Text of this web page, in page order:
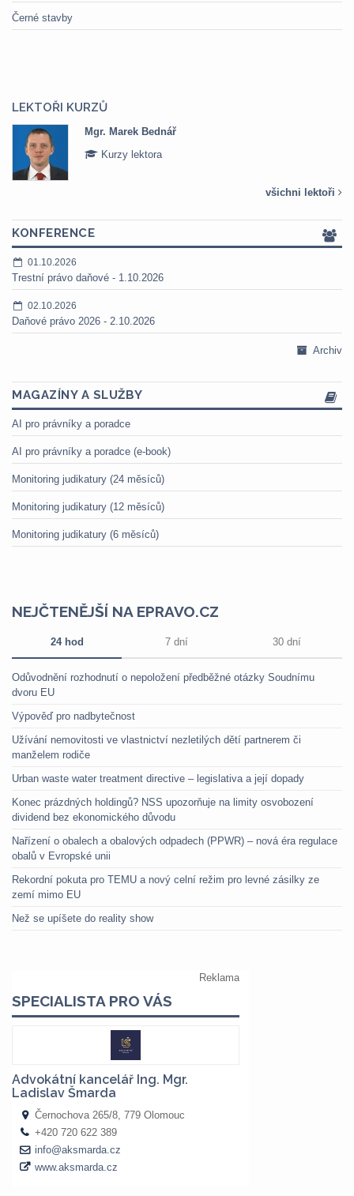
Černé stavby
LEKTOŘI KURZŮ
Mgr. Marek Bednář
Kurzy lektora
všichni lektoři
KONFERENCE
01.10.2026
Trestní právo daňové - 1.10.2026
02.10.2026
Daňové právo 2026 - 2.10.2026
Archiv
MAGAZÍNY A SLUŽBY
AI pro právníky a poradce
AI pro právníky a poradce (e-book)
Monitoring judikatury (24 měsíců)
Monitoring judikatury (12 měsíců)
Monitoring judikatury (6 měsíců)
NEJČTENĚJŠÍ NA EPRAVO.CZ
24 hod 7 dní 30 dní
Odůvodnění rozhodnutí o nepoložení předběžné otázky Soudnímu
dvoru EU
Výpověď pro nadbytečnost
Užívání nemovitosti ve vlastnictví nezletilých dětí partnerem či
manželem rodiče
Urban waste water treatment directive – legislativa a její dopady
Konec prázdných holdingů? NSS upozorňuje na limity osvobození
dividend bez ekonomického důvodu
Nařízení o obalech a obalových odpadech (PPWR) – nová éra regulace
obalů v Evropské unii
Rekordní pokuta pro TEMU a nový celní režim pro levné zásilky ze
zemí mimo EU
Než se upíšete do reality show